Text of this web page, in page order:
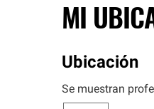
MI
Ubicación
Se muestran